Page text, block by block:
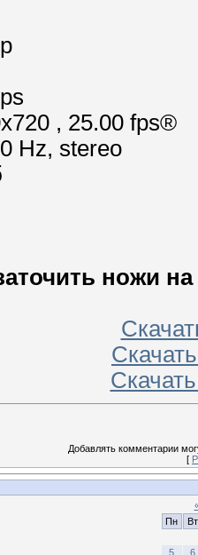
, 25.00 fps®
Hz, stereo
ножи
Добавлять комментарии
[
Пн
Вт
5
6